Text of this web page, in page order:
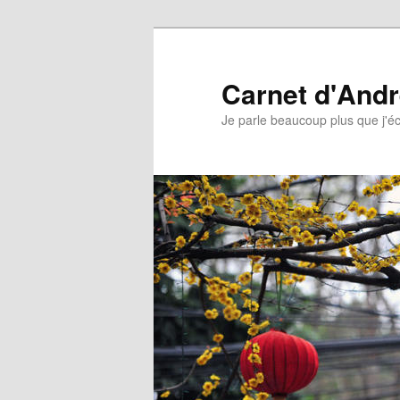
Carnet
Je parle beaucoup plus que